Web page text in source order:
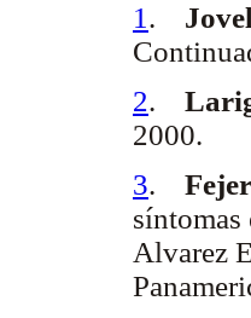
1 .
2.
2000.
3.
síntomas
Alvarez